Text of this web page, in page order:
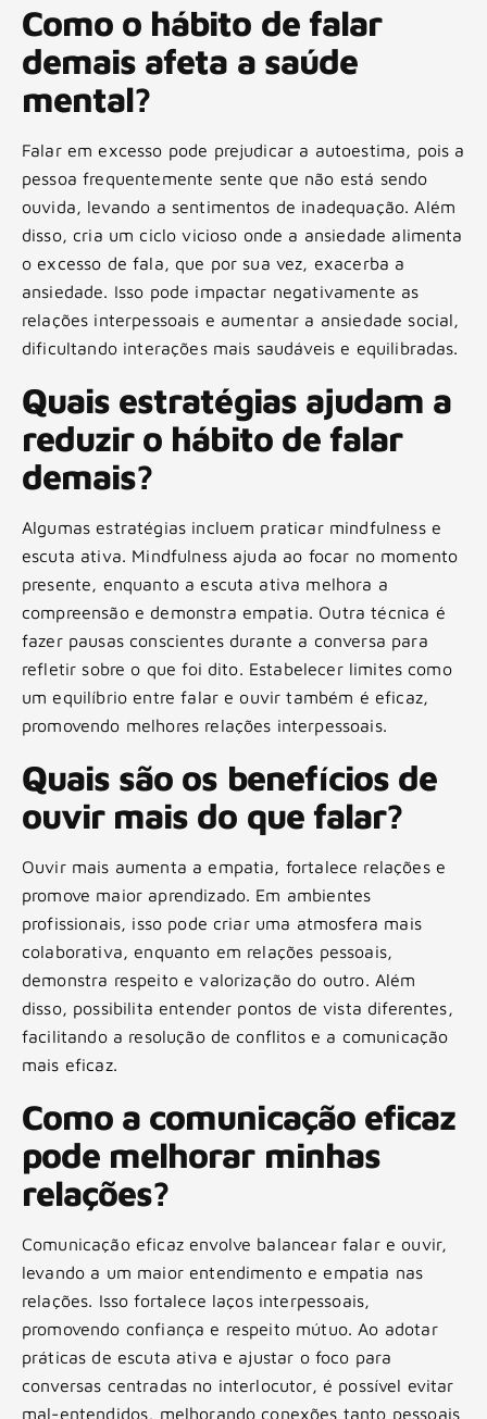
Como o hábito de falar
demais afeta a saúde
mental?
Falar em excesso pode prejudicar a autoestima, pois a
pessoa frequentemente sente que não está sendo
ouvida, levando a sentimentos de inadequação. Além
disso, cria um ciclo vicioso onde a ansiedade alimenta
o excesso de fala, que por sua vez, exacerba a
ansiedade. Isso pode impactar negativamente as
relações interpessoais e aumentar a ansiedade social,
dificultando interações mais saudáveis e equilibradas.
Quais estratégias ajudam a
reduzir o hábito de falar
demais?
Algumas estratégias incluem praticar mindfulness e
escuta ativa. Mindfulness ajuda ao focar no momento
presente, enquanto a escuta ativa melhora a
compreensão e demonstra empatia. Outra técnica é
fazer pausas conscientes durante a conversa para
refletir sobre o que foi dito. Estabelecer limites como
um equilíbrio entre falar e ouvir também é eficaz,
promovendo melhores relações interpessoais.
Quais são os benefícios de
ouvir mais do que falar?
Ouvir mais aumenta a empatia, fortalece relações e
promove maior aprendizado. Em ambientes
profissionais, isso pode criar uma atmosfera mais
colaborativa, enquanto em relações pessoais,
demonstra respeito e valorização do outro. Além
disso, possibilita entender pontos de vista diferentes,
facilitando a resolução de conflitos e a comunicação
mais eficaz.
Como a comunicação eficaz
pode melhorar minhas
relações?
Comunicação eficaz envolve balancear falar e ouvir,
levando a um maior entendimento e empatia nas
relações. Isso fortalece laços interpessoais,
promovendo confiança e respeito mútuo. Ao adotar
práticas de escuta ativa e ajustar o foco para
conversas centradas no interlocutor, é possível evitar
mal-entendidos, melhorando conexões tanto pessoais